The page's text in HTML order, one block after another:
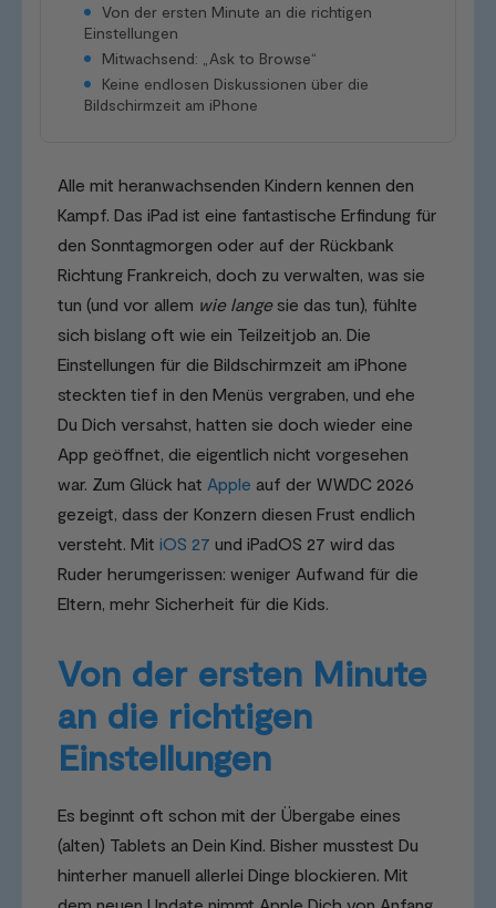
Von der ersten Minute an die richtigen
Einstellungen
Mitwachsend: „Ask to Browse“
Keine endlosen Diskussionen über die
Bildschirmzeit am iPhone
Alle mit heranwachsenden Kindern kennen den
Kampf. Das iPad ist eine fantastische Erfindung für
den Sonntagmorgen oder auf der Rückbank
Richtung Frankreich, doch zu verwalten, was sie
tun (und vor allem wie langesie das tun), fühlte
sich bislang oft wie ein Teilzeitjob an. Die
Einstellungen für die Bildschirmzeit am iPhone
steckten tief in den Menüs vergraben, und ehe
Du Dich versahst, hatten sie doch wieder eine
App geöffnet, die eigentlich nicht vorgesehen
war. Zum Glück hat Apple auf der WWDC 2026
gezeigt, dass der Konzern diesen Frust endlich
versteht. Mit iOS 27 und iPadOS 27 wird das
Ruder herumgerissen: weniger Aufwand für die
Eltern, mehr Sicherheit für die Kids.
Von der ersten Minute
an die richtigen
Einstellungen
Es beginnt oft schon mit der Übergabe eines
(alten) Tablets an Dein Kind. Bisher musstest Du
hinterher manuell allerlei Dinge blockieren. Mit